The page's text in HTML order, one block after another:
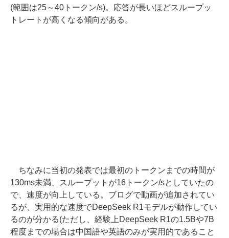
(範囲は25～40トークン/s)。応答が長いほどスループッ
トレートが高くなる傾向がある。
ちなみに当初の発表では最初のトークンまでの時間が
130ms未満、スループットが16トークン/sとしていたの
で、速度が向上している。ブログで動画が追加されてい
るが、実用的な速度でDeepSeek R1モデルが動作してい
るのが分かる(ただし、経験上DeepSeek R1の1.5Bや7B
程度までの場合は中国語や英語のみが実用的であること